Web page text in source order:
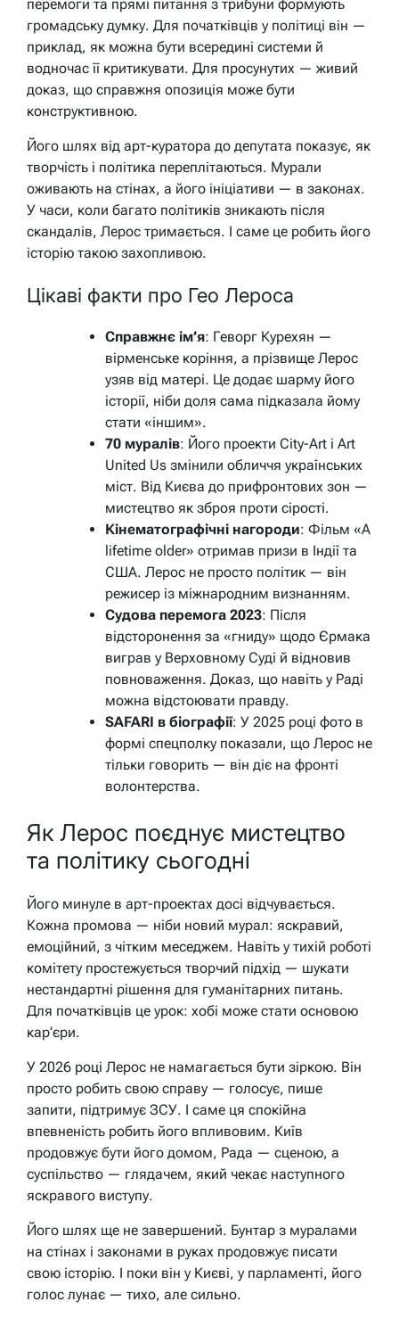
перемоги та прямі питання з трибуни формують
громадську думку. Для початківців у політиці він —
приклад, як можна бути всередині системи й
водночас її критикувати. Для просунутих — живий
доказ, що справжня опозиція може бути
конструктивною.
Його шлях від арт-куратора до депутата показує, як
творчість і політика переплітаються. Мурали
оживають на стінах, а його ініціативи — в законах.
У часи, коли багато політиків зникають після
скандалів, Лерос тримається. І саме це робить його
історію такою захопливою.
Цікаві факти про Гео Лероса
Справжнє ім’я: Геворг Курехян —
вірменське коріння, а прізвище Лерос
узяв від матері. Це додає шарму його
історії, ніби доля сама підказала йому
стати «іншим».
70 муралів: Його проекти City-Art і Art
United Us змінили обличчя українських
міст. Від Києва до прифронтових зон —
мистецтво як зброя проти сірості.
Кінематографічні нагороди: Фільм «A
lifetime older» отримав призи в Індії та
США. Лерос не просто політик — він
режисер із міжнародним визнанням.
Судова перемога 2023: Після
відсторонення за «гниду» щодо Єрмака
виграв у Верховному Суді й відновив
повноваження. Доказ, що навіть у Раді
можна відстоювати правду.
SAFARI в біографії: У 2025 році фото в
формі спецполку показали, що Лерос не
тільки говорить — він діє на фронті
волонтерства.
Як Лерос поєднує мистецтво
та політику сьогодні
Його минуле в арт-проектах досі відчувається.
Кожна промова — ніби новий мурал: яскравий,
емоційний, з чітким меседжем. Навіть у тихій роботі
комітету простежується творчий підхід — шукати
нестандартні рішення для гуманітарних питань.
Для початківців це урок: хобі може стати основою
кар’єри.
У 2026 році Лерос не намагається бути зіркою. Він
просто робить свою справу — голосує, пише
запити, підтримує ЗСУ. І саме ця спокійна
впевненість робить його впливовим. Київ
продовжує бути його домом, Рада — сценою, а
суспільство — глядачем, який чекає наступного
яскравого виступу.
Його шлях ще не завершений. Бунтар з муралами
на стінах і законами в руках продовжує писати
свою історію. І поки він у Києві, у парламенті, його
голос лунає — тихо, але сильно.